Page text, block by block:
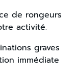
de rongeurs
activité.
graves
immédiate